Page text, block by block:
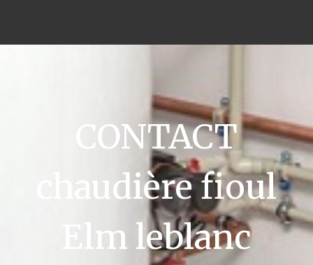
CONTACT
chaudière fioul
Elm leblanc